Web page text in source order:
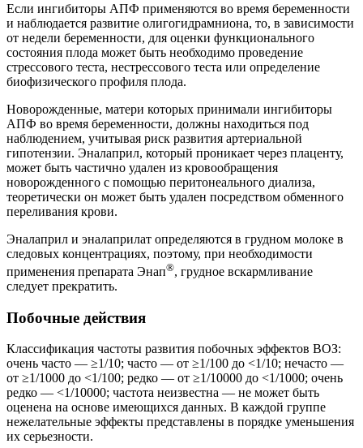
Если ингибиторы АПФ применяются во время беременности
и наблюдается развитие олигогидрамниона, то, в зависимости
от недели беременности, для оценки функционального
состояния плода может быть необходимо проведение
стрессового теста, нестрессового теста или определение
биофизического профиля плода.
Новорожденные, матери которых принимали ингибиторы
АПФ во время беременности, должны находиться под
наблюдением, учитывая риск развития артериальной
гипотензии. Эналаприл, который проникает через плаценту,
может быть частично удален из кровообращения
новорожденного с помощью перитонеального диализа,
теоретически он может быть удален посредством обменного
переливания крови.
Эналаприл и эналаприлат определяются в грудном молоке в
следовых концентрациях, поэтому, при необходимости
применения препарата Энап®, грудное вскармливание
следует прекратить.
Побочные действия
Классификация частоты развития побочных эффектов ВОЗ:
очень часто — ≥1/10; часто — от ≥1/100 до <1/10; нечасто —
от ≥1/1000 до <1/100; редко — от ≥1/10000 до <1/1000; очень
редко — <1/10000; частота неизвестна — не может быть
оценена на основе имеющихся данных. В каждой группе
нежелательные эффекты представлены в порядке уменьшения
их серьезности.